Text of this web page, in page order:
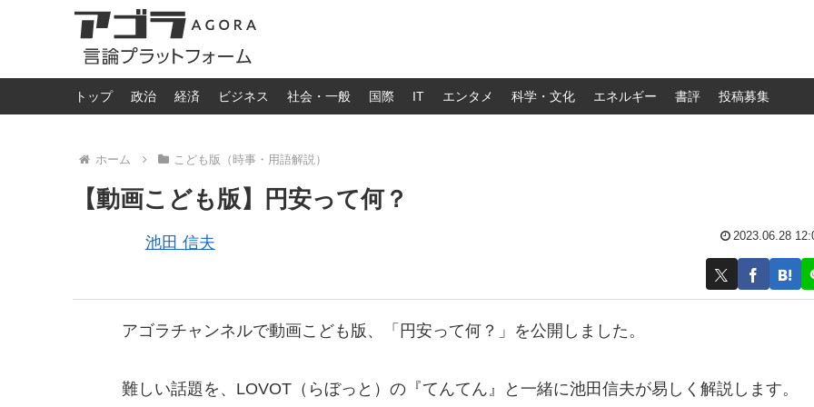
トップ 政治 経済 ビジネス 社会・一般 国際 IT エンタメ 科学・文化 エネルギー 書評 投稿募集
ホーム こども版（時事・用語解説）
【動画こども版】円安って何？
池田 信夫 2023.06.28
アゴラチャンネルで動画こども版、「円安って何？」を公開しました。
難しい話題を、LOVOT（らぼっと）の『てんてん』と一緒に池田信夫が易しく解説します。